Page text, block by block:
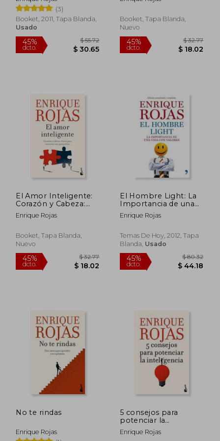
45%
dcto.
45%
dcto.
45% 45%
(3)
Booket, 2011, Tapa Blanda,
Usado
Booket, Tapa Blanda,
Nuevo
El Amor Inteligente:
Corazón y Cabeza:
Claves Para Construir
una Pareja Feliz
Enrique Rojas
Booket, Tapa Blanda,
Nuevo
El Hombre Light: La
Importancia de una
Vida con Valores (Vivir
Mejor)
Enrique Rojas
Temas De Hoy, 2012, Tapa
Blanda, Usado
No te rindas
Enrique Rojas
5 consejos para
potenciar la
inteligencia
Enrique Rojas